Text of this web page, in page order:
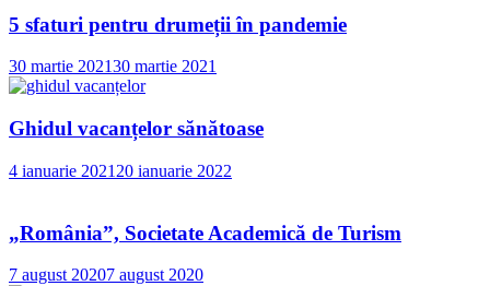
5 sfaturi pentru drumeții în pandemie
30 martie 202130 martie 2021
Ghidul vacanțelor sănătoase
4 ianuarie 2021 20 ianuarie 2022
„România”, Societate Academică de Turism
7 august 20207 august 2020